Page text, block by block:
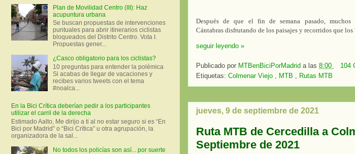
Después de que el fin de semana pasado, muchos
Cántabras disfrutando de los paisajes y recorridos que
seguir leyendo »
Publicado por MTBenBiciPorMadrid a las 8:00
104
Etiquetas: Colmenar Viejo MTB Rutas MTB
jueves, 9 de septiembre de 2021
Ruta MTB de Cercedilla a
Septiembre de 2021
Plan de Movilidad Centro (III): Haz
acupuntura urbana
Se buscan propuestas de intervenciones
puntuales para abrir itinerarios ciclistas
bloqueados del Distrito Centro. Vota I.
Propuestas gener...
¿Casco obligatorio para los ciclistas?
10 preguntas para entender la polémica
Si acabas de llegar de vacaciones y
recibes varios tweets con el tema
#noalca...
En la Bici Crítica deberían pedir a los participantes
utilizar el carril de la derecha
Estimado Aalto, Me dirijo a ti al no estar seguro si es “En
Bici por Madrid” o “Bici Crítica” u otra agrupación, la
organizadora de la sal...
No todos los policías son así... por suerte